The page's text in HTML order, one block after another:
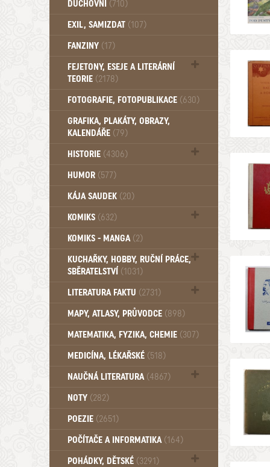
DUCHOVNÍ (710)
Okultismus (110)
EXIL, SAMIZDAT (107)
FANZINY (17)
FEJETONY, ESEJE A LITERÁRNÍ
TEORIE (2178)
Citáty, aforismy, snáře, přísloví,
FOTOGRAFIE, FOTOPUBLIKACE (630)
GRAFIKA, PLAKÁTY, OBRAZY,
KALENDÁŘE (79)
HISTORIE (4306)
Mytologie, Mýty, Báje, Pověsti (203)
HUMOR (577)
KÁJA SAUDEK (20)
KOMIKS (632)
Komiks - Čtyřlístek (234)
KOMIKS - MANGA (2)
KUCHAŘKY, HOBBY, RUČNÍ PRÁCE,
SBĚRATELSTVÍ (1031)
Dům a byt (102)
LITERATURA FAKTU (2731)
Katalogy (503)
MAPY, ATLASY, PRŮVODCE (898)
MATEMATIKA, FYZIKA, CHEMIE (307)
MEDICÍNA, LÉKAŘSKÉ (518)
NAUČNÁ LITERATURA (4867)
Zdraví a zdraví životní styl (510)
NOTY (282)
POEZIE (2651)
POČÍTAČE A INFORMATIKA (164)
POHÁDKY, DĚTSKÉ (3291)